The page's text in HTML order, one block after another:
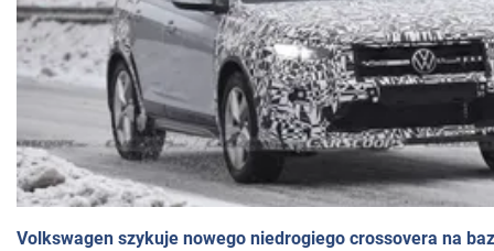
Volkswagen szykuje nowego niedrogiego crossovera na